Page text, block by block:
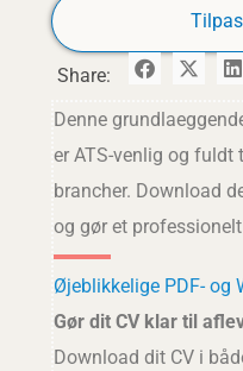
Share:
Denne
er ATS-venlig og
brancher. Download
og gør et
Øjeblikkelige PDF- og
Gør dit CV klar til
Download dit CV i